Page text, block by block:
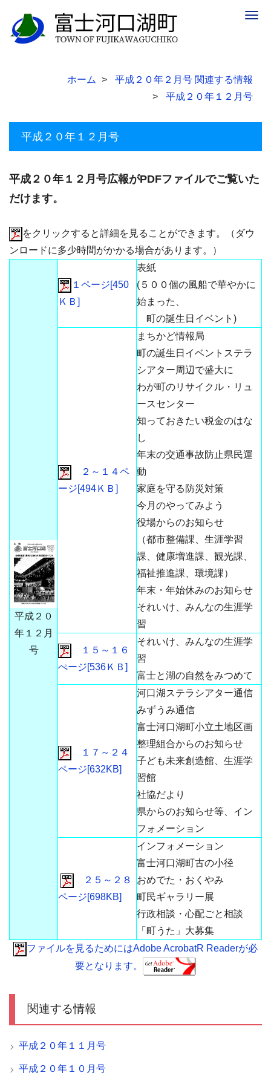
ホーム
平成２０年２月号 関連する情報
平成２０年１２月号
平成２０年１２月号
平成２０年１２月号広報がPDFファイルでご覧いた
だけます。
をクリックすると詳細を見ることができます。（ダウ
ンロードに多少時間がかかる場合があります。）
平成２０
年１２月
号
１ページ[450
ＫＢ]
表紙
(５００個の風船で華やかに
始まった、
町の誕生日イベント)
２～１４ペ
ージ[494ＫＢ]
まちかど情報局
町の誕生日イベントステラ
シアター周辺で盛大に
わが町のリサイクル・リュ
ースセンター
知っておきたい税金のはな
し
年末の交通事故防止県民運
動
家庭を守る防災対策
今月のやってみよう
役場からのお知らせ
（都市整備課、生涯学習
課、健康増進課、観光課、
福祉推進課、環境課）
年末・年始休みのお知らせ
それいけ、みんなの生涯学
習
１５～１６
ぺージ[536ＫＢ]
それいけ、みんなの生涯学
習
富士と湖の自然をみつめて
１７～２４
ページ[632KB]
河口湖ステラシアター通信
みずうみ通信
富士河口湖町小立土地区画
整理組合からのお知らせ
子ども未来創造館、生涯学
習館
社協だより
県からのお知らせ等、イン
フォメーション
２５～２８
ページ[698KB]
インフォメーション
富士河口湖町古の小径
おめでた・おくやみ
町民ギャラリー展
行政相談・心配ごと相談
「町うた」大募集
ファイルを見るためにはAdobe AcrobatR Readerが必
要となります。
関連する情報
平成２０年１１月号
平成２０年１０月号